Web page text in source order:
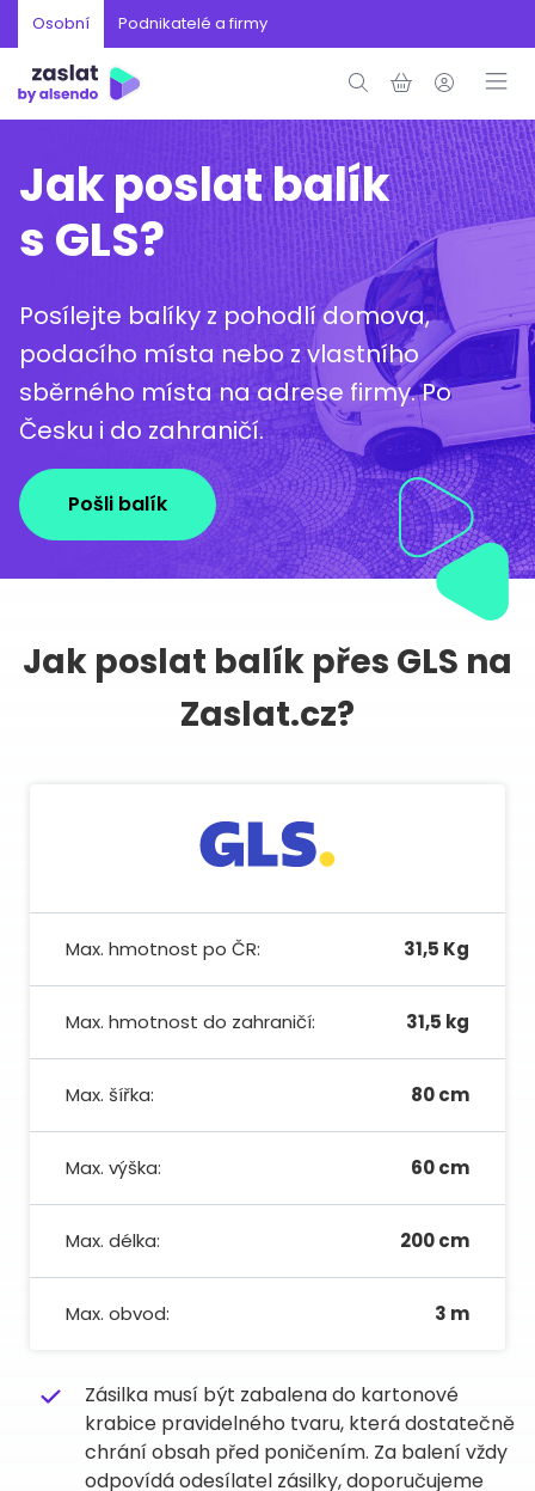
Osobní Podnikatelé a firmy
Jak poslat balík
s GLS?
Posílejte balíky z pohodlí domova,
podacího místa nebo z vlastního
sběrného místa na adrese firmy. Po
Česku i do zahraničí.
Pošli balík
Jak poslat balík přes GLS na
Zaslat.cz?
Max. hmotnost po ČR: 31,5 Kg
Max. hmotnost do zahraničí: 31,5 kg
Max. šířka: 80 cm
Max. výška: 60 cm
Max. délka: 200 cm
Max. obvod: 3 m
Zásilka musí být zabalena do kartonové
krabice pravidelného tvaru, která dostatečně
chrání obsah před poničením. Za balení vždy
odpovídá odesílatel zásilky, doporučujeme